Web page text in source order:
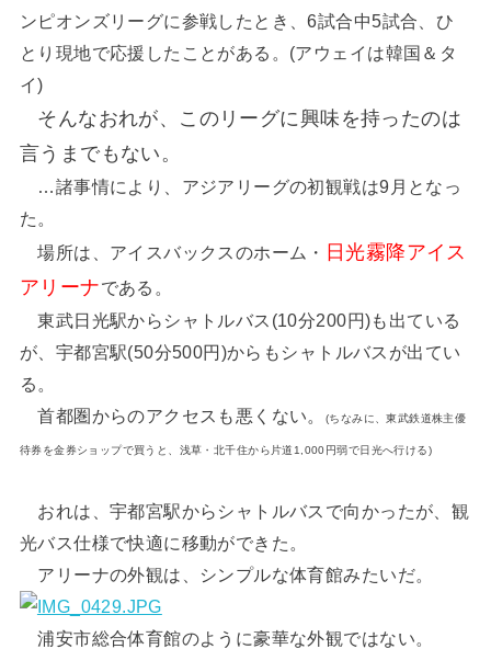
ンピオンズリーグに参戦したとき、6試合中5試合、ひ
とり現地で応援したことがある。(アウェイは韓国＆タ
イ)
そんなおれが、このリーグに興味を持ったのは
言うまでもない。
…諸事情により、アジアリーグの初観戦は9月となっ
た。
場所は、アイスバックスのホーム・ 日光霧降アイス
アリーナである。
東武日光駅からシャトルバス(10分200円)も出ている
が、宇都宮駅(50分500円)からもシャトルバスが出てい
る。
首都圏からのアクセスも悪くない。
(ちなみに、東武鉄道株主優
待券を金券ショップで買うと、浅草・北千住から片道1,000円弱で日光へ行ける)
おれは、宇都宮駅からシャトルバスで向かったが、観
光バス仕様で快適に移動ができた。
アリーナの外観は、シンプルな体育館みたいだ。
浦安市総合体育館のように豪華な外観ではない。